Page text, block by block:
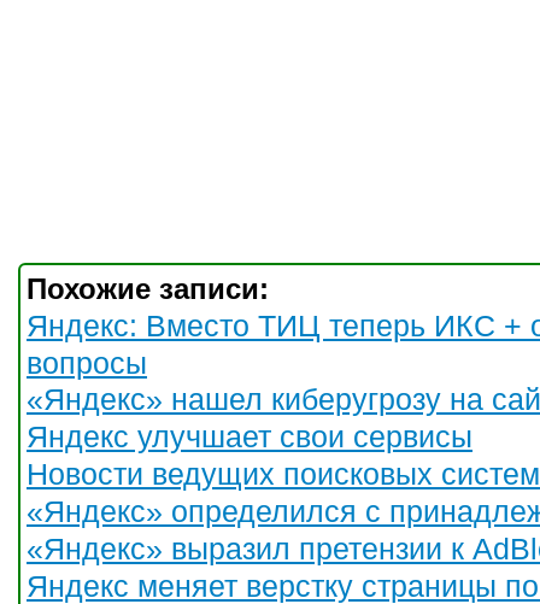
Похожие записи:
Яндекс: Вместо ТИЦ теперь ИКС +
вопросы
«Яндекс» нашел киберугрозу на
Яндекс улучшает свои сервисы
Новости ведущих поисковых систем
«Яндекс» определился с
«Яндекс» выразил претензии к
Яндекс меняет верстку страницы